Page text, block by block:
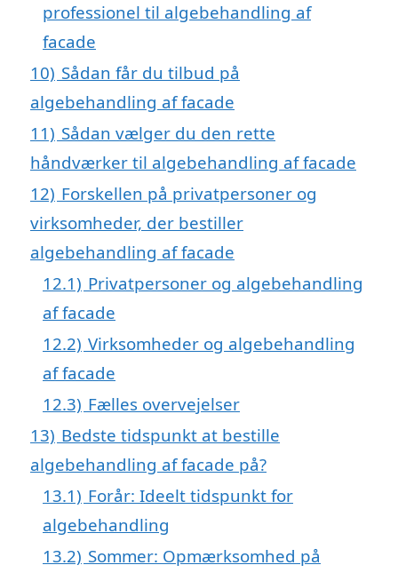
professionel til algebehandling af
facade
10) Sådan får du tilbud på
algebehandling af facade
11) Sådan vælger du den rette
håndværker til algebehandling af facade
12) Forskellen på privatpersoner og
virksomheder, der bestiller
algebehandling af facade
12.1) Privatpersoner og algebehandling
af facade
12.2) Virksomheder og algebehandling
af facade
12.3) Fælles overvejelser
13) Bedste tidspunkt at bestille
algebehandling af facade på?
13.1) Forår: Ideelt tidspunkt for
algebehandling
13.2) Sommer: Opmærksomhed på